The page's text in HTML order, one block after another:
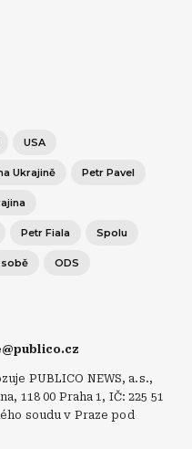
USA
Ukrajině Petr Pavel
Petr Fiala Spolu
ODS
PUBLICO NEWS, a.s.,
118 00 Praha 1, IČ: 225 51
soudu v Praze pod